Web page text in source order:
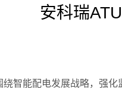
安科瑞
能配电发展战略，强化